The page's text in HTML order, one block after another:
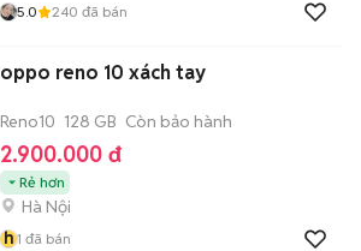
5.0 240 đã bán
oppo reno 10 xách tay
Reno10 128 GB Còn bảo hành
2.900.000 đ
Rẻ hơn
Hà Nội
h1 đã bán